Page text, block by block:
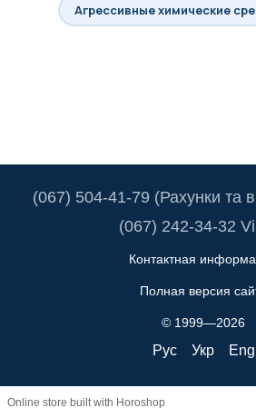
Агрессивные химические
(067) 504-41-79 (Рахунки та
(067) 242-34-32
Контактная
Полная версия
© 1999—2026
Рус Укр Eng
Online store built with Horoshop